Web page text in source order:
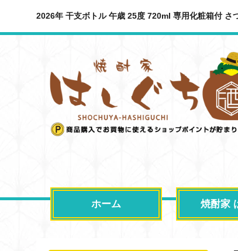
2026年 干支ボトル 午歳 25度 720ml 専用化粧箱付 さ
ホーム 焼酎家